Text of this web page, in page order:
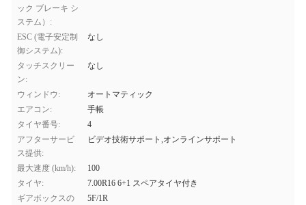
ック ブレーキ シ
ステム）:
ESC (電子安定制
御システム):
なし
タッチスクリー
ン:
なし
ウィンドウ:
オートマティック
エアコン:
手帳
タイヤ番号:
4
アフターサービ
ス提供:
ビデオ技術サポート,オンラインサポート
最大速度 (km/h):
100
タイヤ:
7.00R16 6+1 スペアタイヤ付き
ギアボックスの
5F/1R